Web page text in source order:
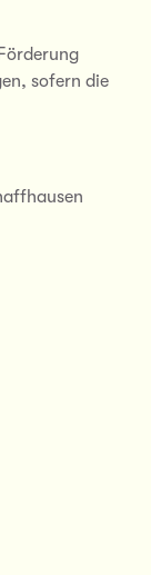
sofern die